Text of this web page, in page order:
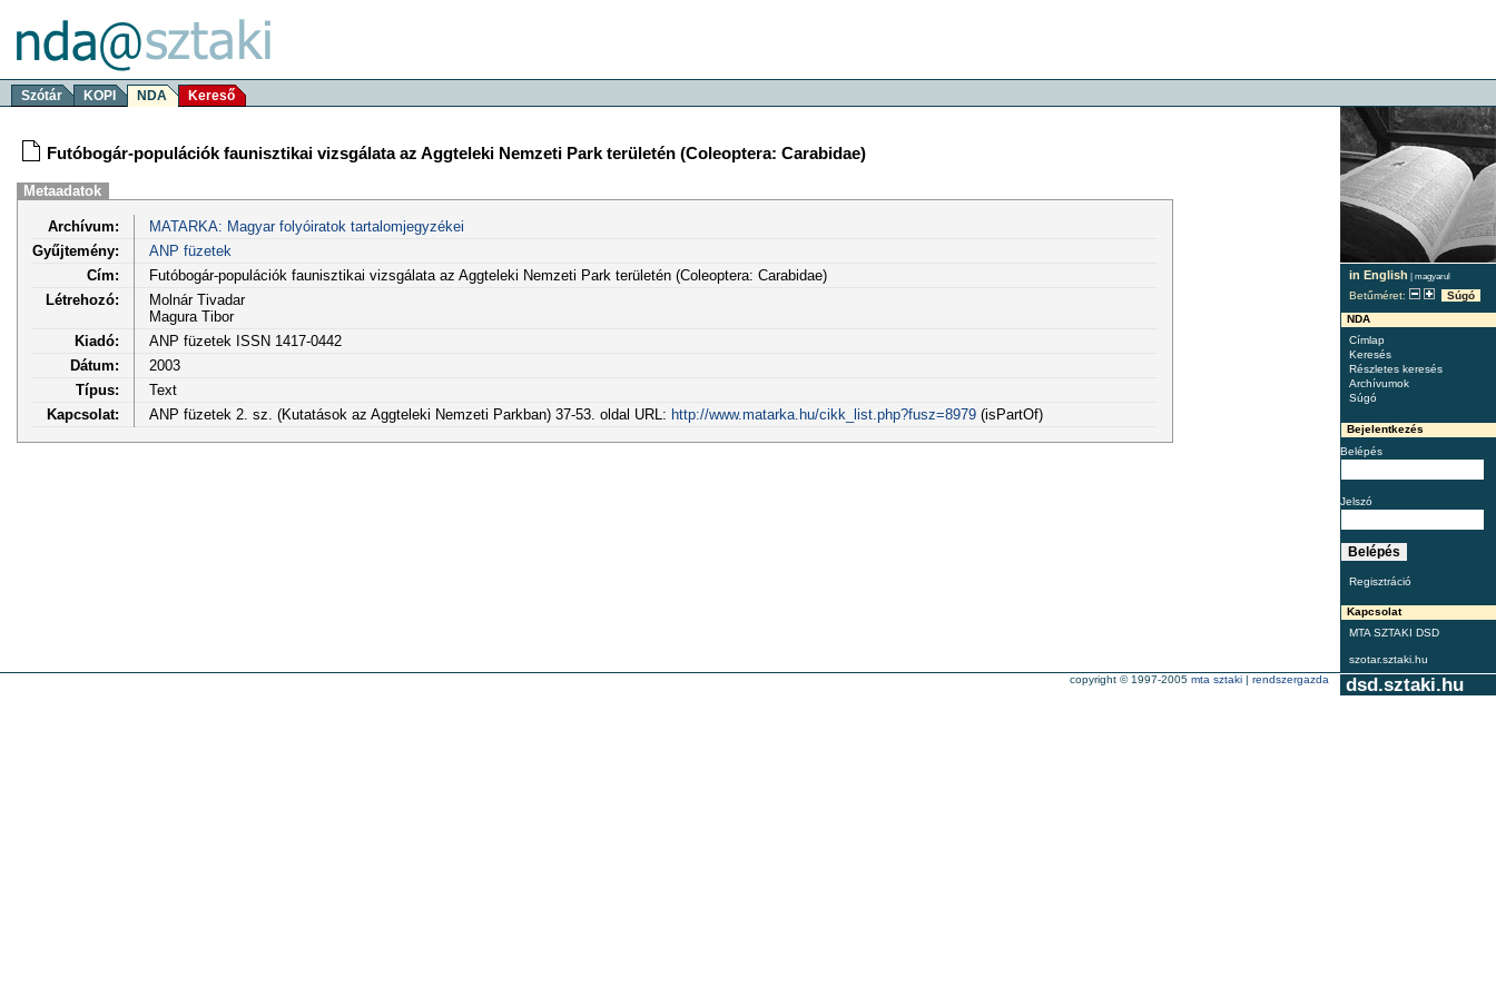
Szótár KOPI NDA Kereső
in English | magyarul
Betűméret:
Súgó
NDA
Címlap
Keresés
Részletes keresés
Archívumok
Súgó
Bejelentkezés
Belépés
Jelszó
Regisztráció
Kapcsolat
MTA SZTAKI DSD
szotar.sztaki.hu
Futóbogár-populációk faunisztikai vizsgálata az Aggteleki Nemzeti Park területén (Coleoptera: Carabidae)
Metaadatok
Archívum:
MATARKA: Magyar folyóiratok tartalomjegyzékei
Gyűjtemény:
ANP füzetek
Cím:
Futóbogár-populációk faunisztikai vizsgálata az Aggteleki Nemzeti Park területén (Coleoptera: Carabidae)
Létrehozó:
Molnár Tivadar
Magura Tibor
Kiadó:
ANP füzetek ISSN 1417-0442
Dátum:
2003
Típus:
Text
Kapcsolat:
ANP füzetek 2. sz. (Kutatások az Aggteleki Nemzeti Parkban) 37-53. oldal URL: http://www.matarka.hu/cikk_list.php?fusz=8979(isPartOf)
dsd.sztaki.hu
copyright © 1997-2005 mta sztaki | rendszergazda